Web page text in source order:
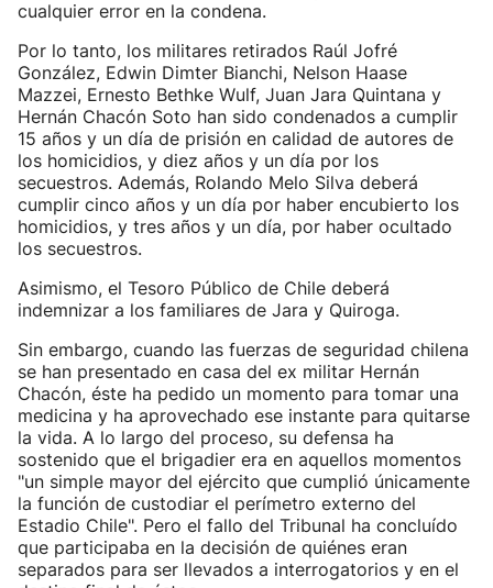
cualquier error en la condena.
Por lo tanto, los militares retirados Raúl Jofré
González, Edwin Dimter Bianchi, Nelson Haase
Mazzei, Ernesto Bethke Wulf, Juan Jara Quintana y
Hernán Chacón Soto han sido condenados a cumplir
15 años y un día de prisión en calidad de autores de
los homicidios, y diez años y un día por los
secuestros. Además, Rolando Melo Silva deberá
cumplir cinco años y un día por haber encubierto los
homicidios, y tres años y un día, por haber ocultado
los secuestros.
Asimismo, el Tesoro Público de Chile deberá
indemnizar a los familiares de Jara y Quiroga.
Sin embargo, cuando las fuerzas de seguridad chilena
se han presentado en casa del ex militar Hernán
Chacón, éste ha pedido un momento para tomar una
medicina y ha aprovechado ese instante para quitarse
la vida. A lo largo del proceso, su defensa ha
sostenido que el brigadier era en aquellos momentos
"un simple mayor del ejército que cumplió únicamente
la función de custodiar el perímetro externo del
Estadio Chile". Pero el fallo del Tribunal ha concluído
que participaba en la decisión de quiénes eran
separados para ser llevados a interrogatorios y en el